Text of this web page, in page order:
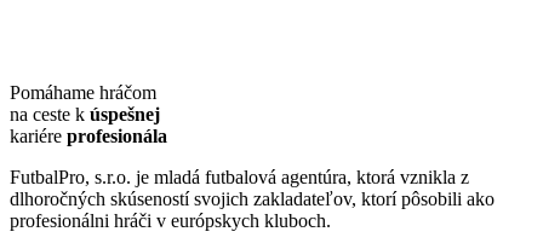
Pomáhame hráčom
na ceste k úspešnej
kariére profesionála
FutbalPro, s.r.o. je mladá futbalová agentúra, ktorá vznikla z
dlhoročných skúseností svojich zakladateľov, ktorí pôsobili ako
profesionálni hráči v európskych kluboch.